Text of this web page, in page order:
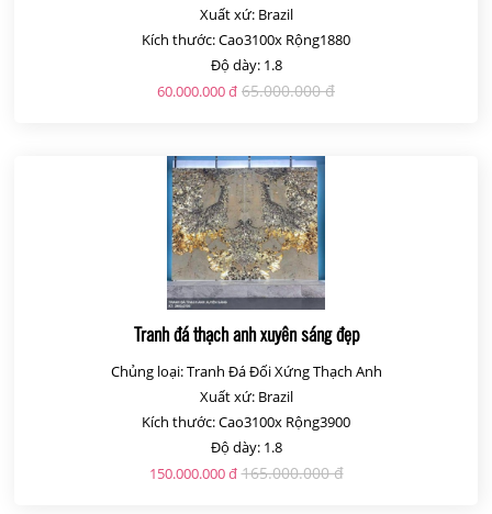
Xuất xứ: Brazil
Kích thước: Cao3100x Rộng1880
Độ dày: 1.8
60.000.000 đ 65.000.000 đ
Tranh đá thạch anh xuyên sáng đẹp
Chủng loại: Tranh Đá Đối Xứng Thạch Anh
Xuất xứ: Brazil
Kích thước: Cao3100x Rộng3900
Độ dày: 1.8
150.000.000 đ 165.000.000 đ